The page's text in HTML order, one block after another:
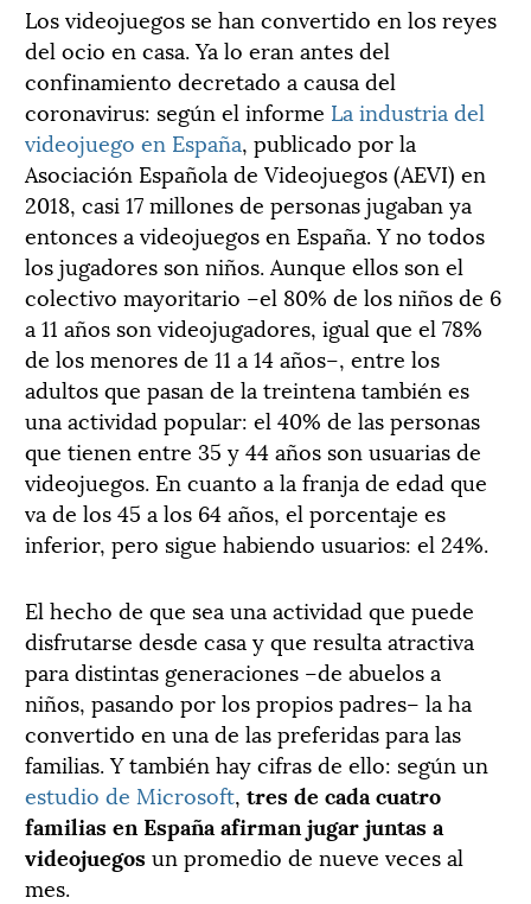
Los videojuegos se han convertido en los reyes
del ocio en casa. Ya lo eran antes del
confinamiento decretado a causa del
coronavirus: según el informe La industria del
videojuego en España, publicado por la
Asociación Española de Videojuegos (AEVI) en
2018, casi 17 millones de personas jugaban ya
entonces a videojuegos en España. Y no todos
los jugadores son niños. Aunque ellos son el
colectivo mayoritario –el 80% de los niños de 6
a 11 años son videojugadores, igual que el 78%
de los menores de 11 a 14 años–, entre los
adultos que pasan de la treintena también es
una actividad popular: el 40% de las personas
que tienen entre 35 y 44 años son usuarias de
videojuegos. En cuanto a la franja de edad que
va de los 45 a los 64 años, el porcentaje es
inferior, pero sigue habiendo usuarios: el 24%.
El hecho de que sea una actividad que puede
disfrutarse desde casa y que resulta atractiva
para distintas generaciones –de abuelos a
niños, pasando por los propios padres– la ha
convertido en una de las preferidas para las
familias. Y también hay cifras de ello: según un
estudio de Microsoft, tres de cada cuatro
familias en España afirman jugar juntas a
videojuegosun promedio de nueve veces al
mes.